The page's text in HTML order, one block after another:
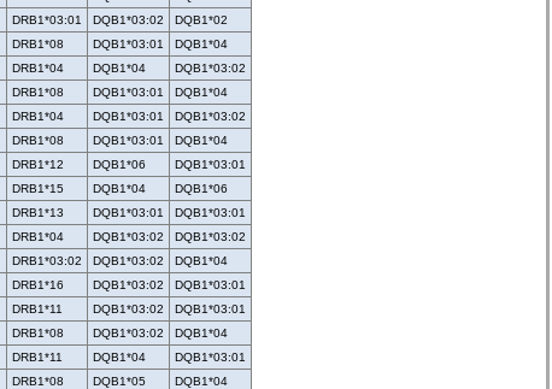
DRB1*03:01 DQB1*03:02
DQB1*02
DRB1*08 DQB1*03:01
DQB1*04
DRB1*04 DQB1*04
DQB1*03:02
DRB1*08 DQB1*03:01
DQB1*04
DRB1*04 DQB1*03:01
DQB1*03:02
DRB1*08 DQB1*03:01
DQB1*04
DRB1*12 DQB1*06
DQB1*03:01
DRB1*15 DQB1*04
DQB1*06
DRB1*13 DQB1*03:01
DQB1*03:01
DRB1*04 DQB1*03:02
DQB1*03:02
DRB1*03:02 DQB1*03:02
DQB1*04
DRB1*16 DQB1*03:02
DQB1*03:01
DRB1*11 DQB1*03:02
DQB1*03:01
DRB1*08 DQB1*03:02
DQB1*04
DRB1*11 DQB1*04
DQB1*03:01
DRB1*08 DQB1*05
DQB1*04